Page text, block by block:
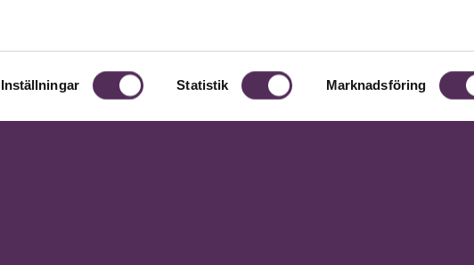
Inställningar Statistik Marknadsföring